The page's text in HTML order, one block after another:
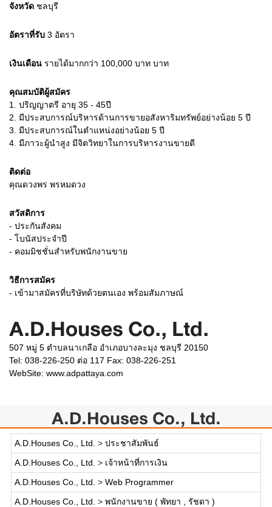
จังหวัด ชลบุรี
อัตราที่รับ 3 อัตรา
เงินเดือน รายได้มากกว่า 100,000 บาท บาท
คุณสมบัติผู้สมัคร
1.
ปริญญาตรี อายุ 35 - 45ปี
2. มีประสบการณ์บริหารด้านการขายอสังหาริมทรัพย์อย่างน้อย 5 ปี
3. มีประสบการณ์ในตำแหน่งอย่างน้อย 5 ปี
4. มีภาวะผู้นำสูง มีจิตวิทยาในการบริหารงานขายดี
ติดต่อ
คุณดวงพร พรหมดวง
สวัสดิการ
- ประกันสังคม
- โบนัสประจำปี
- คอมมิชชั่นสำหรับพนักงานขาย
วิธีการสมัคร
- เข้ามาสมัครที่บริษัทด้วยตนเอง พร้อมสัมภาษณ์
A.D.Houses Co., Ltd.
507 หมู่ 5 ตำบลนาเกลือ อำเภอบางละมุง ชลบุรี 20150
Tel: 038-226-250 ต่อ 117 Fax: 038-226-251
WebSite: www.adpattaya.com
A.D.Houses Co., Ltd.
A.D.Houses Co., Ltd. > ประชาสัมพันธ์
A.D.Houses Co., Ltd. > เจ้าหน้าที่การเงิน
A.D.Houses Co., Ltd. > Web Programmer
A.D.Houses Co., Ltd. > พนักงานขาย ( พัทยา , รัชดา )